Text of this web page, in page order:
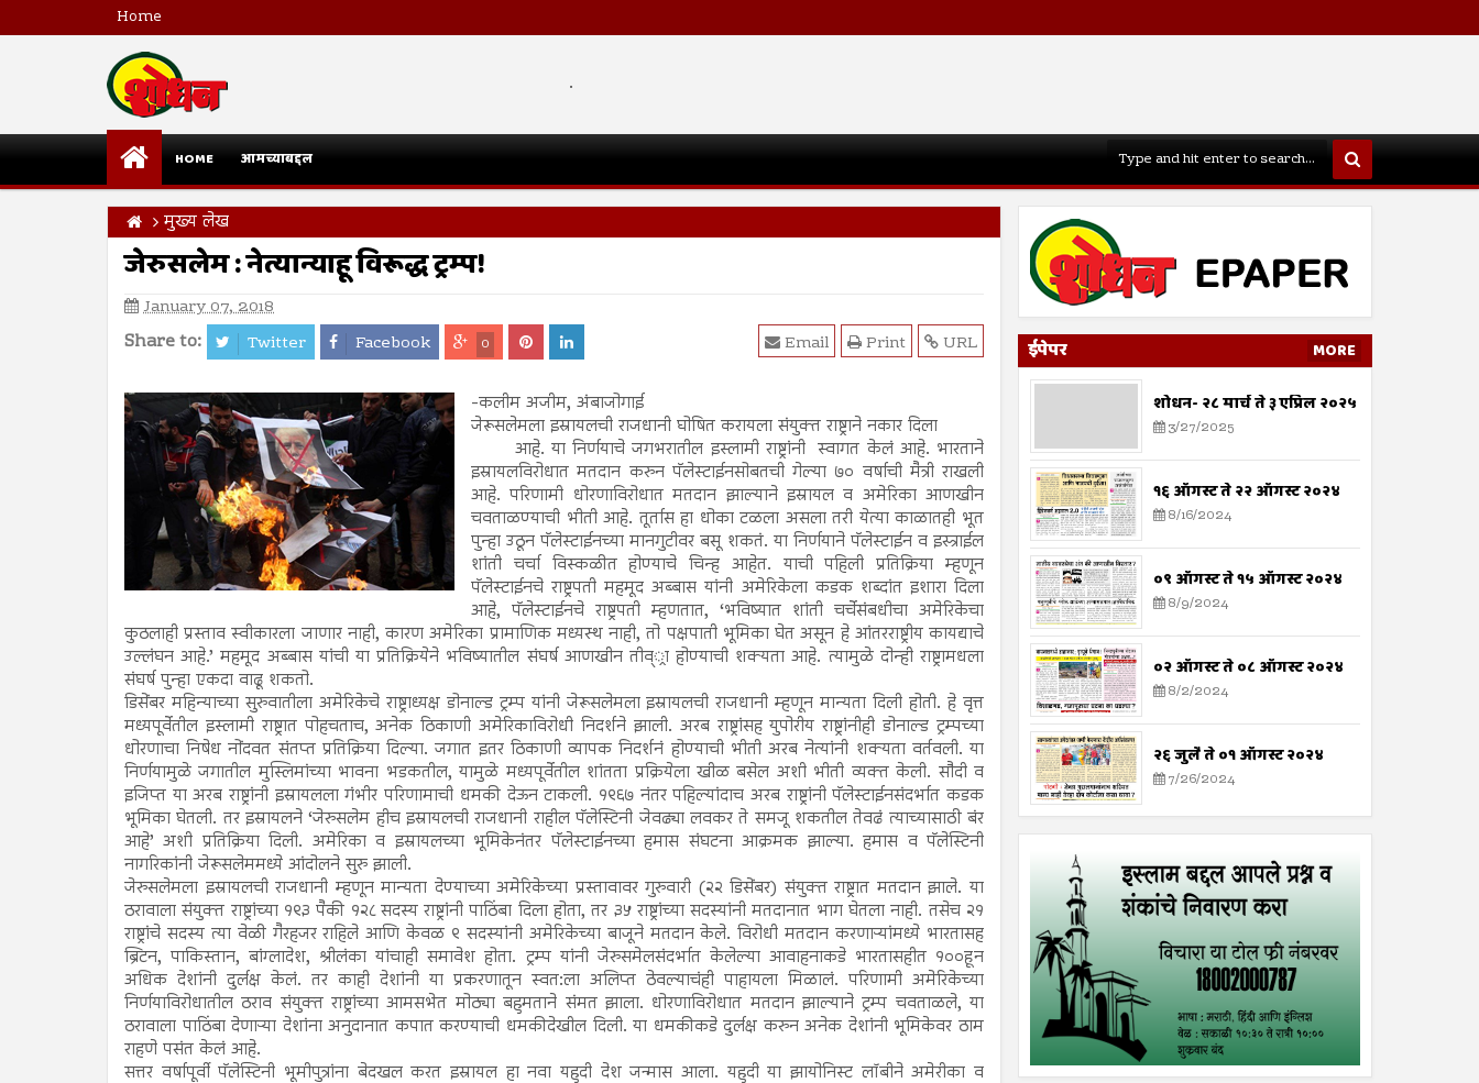
Home
.
HOME आमच्याबद्दल
मुख्य लेख
जेरुसलेम : नेत्यान्याहू विरूद्ध ट्रम्प!
January 07, 2018
Share to: Twitter Facebook 0 URL
Print
Email
-कलीम अजीम, अंबाजोगाई
जेरूसलेमला इस्रायलची राजधानी घोषित करायला संयुक्त राष्ट्राने नकार दिला
आहे. या निर्णयाचे जगभरातील इस्लामी राष्ट्रांनी स्वागत केलं आहे. भारताने
इस्रायलविरोधात मतदान करुन पॅलेस्टाईनसोबतची गेल्या ७० वर्षाची मैत्री राखली
आहे. परिणामी धोरणाविरोधात मतदान झाल्याने इस्रायल व अमेरिका आणखीन
चवताळण्याची भीती आहे. तूर्तास हा धोका टळला असला तरी येत्या काळातही भूत
पुन्हा उठून पॅलेस्टाईनच्या मानगुटीवर बसू शकतं. या निर्णयाने पॅलेस्टाईन व इस्त्राईल
शांती चर्चा विस्कळीत होण्याचे चिन्ह आहेत. याची पहिली प्रतिक्रिया म्हणून
पॅलेस्टाईनचे राष्ट्रपती महमूद अब्बास यांनी अमेरिकेला कडक शब्दांत इशारा दिला
आहे, पॅलेस्टाईनचे राष्ट्रपती म्हणतात, ‘भविष्यात शांती चर्चेसंबधीचा अमेरिकेचा
कुठलाही प्रस्ताव स्वीकारला जाणार नाही, कारण अमेरिका प्रामाणिक मध्यस्थ नाही, तो पक्षपाती भूमिका घेत असून हे आंतरराष्ट्रीय कायद्याचे
उल्लंघन आहे.’ महमूद अब्बास यांची या प्रतिक्रियेने भविष्यातील संघर्ष आणखीन तीव््रा होण्याची शक्यता आहे. त्यामुळे दोन्ही राष्ट्रामधला
संघर्ष पुन्हा एकदा वाढू शकतो.
डिसेंबर महिन्याच्या सुरुवातीला अमेरिकेचे राष्ट्राध्यक्ष डोनाल्ड ट्रम्प यांनी जेरूसलेमला इस्रायलची राजधानी म्हणून मान्यता दिली होती. हे वृत्त
मध्यपूर्वेतील इस्लामी राष्ट्रात पोहचताच, अनेक ठिकाणी अमेरिकाविरोधी निदर्शने झाली. अरब राष्ट्रांसह युपोरीय राष्ट्रांनीही डोनाल्ड ट्रम्पच्या
धोरणाचा निषेध नोंदवत संतप्त प्रतिक्रिया दिल्या. जगात इतर ठिकाणी व्यापक निदर्शनं होण्याची भीती अरब नेत्यांनी शक्यता वर्तवली. या
निर्णयामुळे जगातील मुस्लिमांच्या भावना भडकतील, यामुळे मध्यपूर्वेतील शांतता प्रक्रियेला खीळ बसेल अशी भीती व्यक्त केली. सौदी व
इजिप्त या अरब राष्ट्रांनी इस्रायलला गंभीर परिणामाची धमकी देऊन टाकली. १९६७ नंतर पहिल्यांदाच अरब राष्ट्रांनी पॅलेस्टाईनसंदर्भात कडक
भूमिका घेतली. तर इस्रायलने ‘जेरुसलेम हीच इस्रायलची राजधानी राहील पॅलेस्टिनी जेवढ्या लवकर ते समजू शकतील तेवढं त्याच्यासाठी बंर
आहे’ अशी प्रतिक्रिया दिली. अमेरिका व इस्रायलच्या भूमिकेनंतर पॅलेस्टाईनच्या हमास संघटना आक्रमक झाल्या. हमास व पॅलेस्टिनी
नागरिकांनी जेरूसलेममध्ये आंदोलने सुरु झाली.
जेरुसलेमला इस्रायलची राजधानी म्हणून मान्यता देण्याच्या अमेरिकेच्या प्रस्तावावर गुरुवारी (२२ डिसेंबर) संयुक्त राष्ट्रात मतदान झाले. या
ठरावाला संयुक्त राष्ट्रांच्या १९३ पैकी १२८ सदस्य राष्ट्रांनी पाठिंबा दिला होता, तर ३५ राष्ट्रांच्या सदस्यांनी मतदानात भाग घेतला नाही. तसेच २१
राष्ट्रांचे सदस्य त्या वेळी गैरहजर राहिले आणि केवळ ९ सदस्यांनी अमेरिकेच्या बाजूने मतदान केले. विरोधी मतदान करणाऱ्यांमध्ये भारतासह
ब्रिटन, पाकिस्तान, बांग्लादेश, श्रीलंका यांचाही समावेश होता. ट्रम्प यांनी जेरुसमेलसंदर्भात केलेल्या आवाहनाकडे भारतासहीत १००हून
अधिक देशांनी दुर्लक्ष केलं. तर काही देशांनी या प्रकरणातून स्वत:ला अलिप्त ठेवल्याचंही पाहायला मिळालं. परिणामी अमेरिकेच्या
निर्णयाविरोधातील ठराव संयुक्त राष्ट्रांच्या आमसभेत मोठ्या बहुमताने संमत झाला. धोरणाविरोधात मतदान झाल्याने ट्रम्प चवताळले, या
ठरावाला पाठिंबा देणाऱ्या देशांना अनुदानात कपात करण्याची धमकीदेखील दिली. या धमकीकडे दुर्लक्ष करुन अनेक देशांनी भूमिकेवर ठाम
राहणे पसंत केलं आहे.
सत्तर वर्षापूर्वी पॅलेस्टिनी भूमीपुत्रांना बेदखल करत इस्रायल हा नवा यहुदी देश जन्मास आला. यहुदी या झायोनिस्ट लॉबीने अमेरीका व
ईपेपर MORE
शोधन- २८ मार्च ते ३ एप्रिल २०२५
3/27/2025
१६ ऑगस्ट ते २२ ऑगस्ट २०२४
8/16/2024
०९ ऑगस्ट ते १५ ऑगस्ट २०२४
8/9/2024
०२ ऑगस्ट ते ०८ ऑगस्ट २०२४
8/2/2024
२६ जुलै ते ०१ ऑगस्ट २०२४
7/26/2024